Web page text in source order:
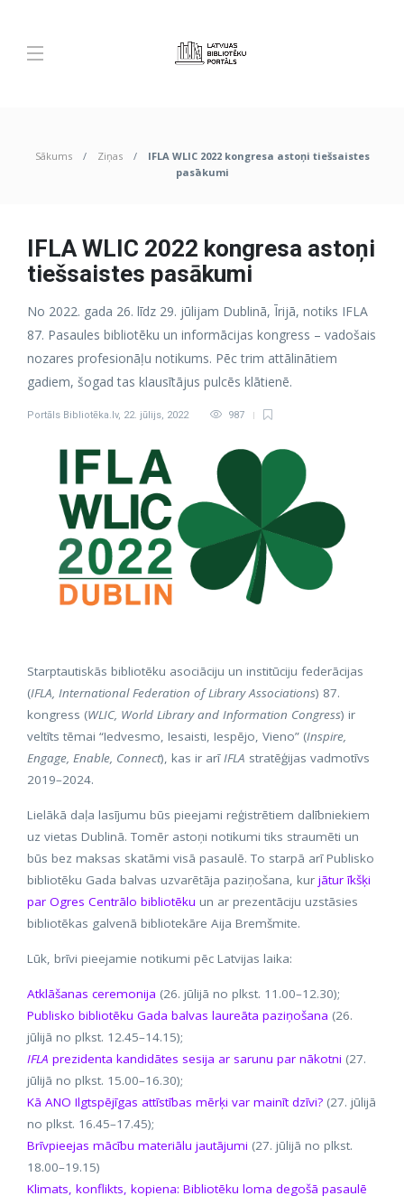
Sākums Ziņas
IFLA WLIC 2022 kongresa astoņi tiešsaistes
pasākumi
IFLA WLIC 2022 kongresa astoņi
tiešsaistes pasākumi
No 2022. gada 26. līdz 29. jūlijam Dublinā, Īrijā, notiks IFLA
87. Pasaules bibliotēku un informācijas kongress – vadošais
nozares profesionāļu notikums. Pēc trim attālinātiem
gadiem, šogad tas klausītājus pulcēs klātienē.
Portāls Bibliotēka.lv, 22. jūlijs, 2022 987
Starptautiskās bibliotēku asociāciju un institūciju federācijas
(IFLA, International Federation of Library Associations) 87.
kongress (WLIC, World Library and Information Congress) ir
veltīts tēmai “Iedvesmo, Iesaisti, Iespējo, Vieno” (Inspire,
Engage, Enable, Connect), kas ir arīIFLA stratēģijas vadmotīvs
2019–2024.
Lielākā daļa lasījumu būs pieejami reģistrētiem dalībniekiem
uz vietas Dublinā. Tomēr astoņi notikumi tiks straumēti un
būs bez maksas skatāmi visā pasaulē. To starpā arī Publisko
bibliotēku Gada balvas uzvarētāja paziņošana, kur jātur īkšķi
par Ogres Centrālo bibliotēku un ar prezentāciju uzstāsies
bibliotēkas galvenā bibliotekāre Aija Bremšmite.
Lūk, brīvi pieejamie notikumi pēc Latvijas laika:
Atklāšanas ceremonija (26. jūlijā no plkst. 11.00–12.30);
Publisko bibliotēku Gada balvas laureāta paziņošana (26.
jūlijā no plkst. 12.45–14.15);
IFLA prezidenta kandidātes sesija ar sarunu par nākotni (27.
jūlijā no plkst. 15.00–16.30);
Kā ANO Ilgtspējīgas attīstības mērķi var mainīt dzīvi? (27. jūlijā
no plkst. 16.45–17.45);
Brīvpieejas mācību materiālu jautājumi (27. jūlijā no plkst.
18.00–19.15)
Klimats, konflikts, kopiena: Bibliotēku loma degošā pasaulē